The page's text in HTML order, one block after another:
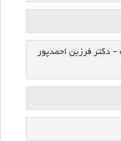
- دکتر فرزین احمدپور